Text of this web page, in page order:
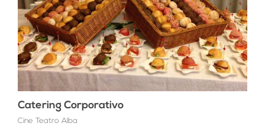
Catering Corporativo
Cine Teatro Alba